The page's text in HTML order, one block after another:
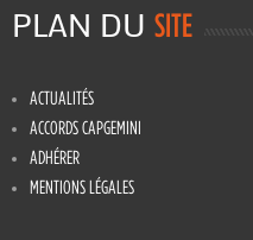
PLAN DU SITE
ACTUALITÉS
ACCORDS CAPGEMINI
ADHÉRER
MENTIONS LÉGALES